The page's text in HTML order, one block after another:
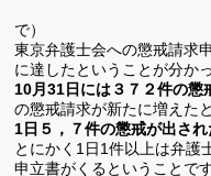
（2000年
で）
東京弁護士会への懲戒請求
に達したということが分か
10月31日には３７２件の懲
の懲戒請求が新たに増えた
1日５，７件の懲戒が出され
とにかく1日1件以上は弁護
申立書がくるということで